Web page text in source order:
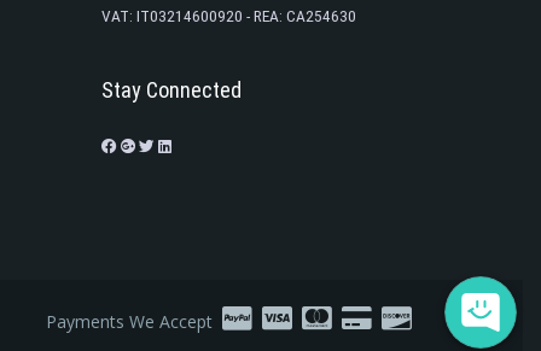
VAT: IT03214600920 - REA: CA254630
Stay Connected
Payments We Accept